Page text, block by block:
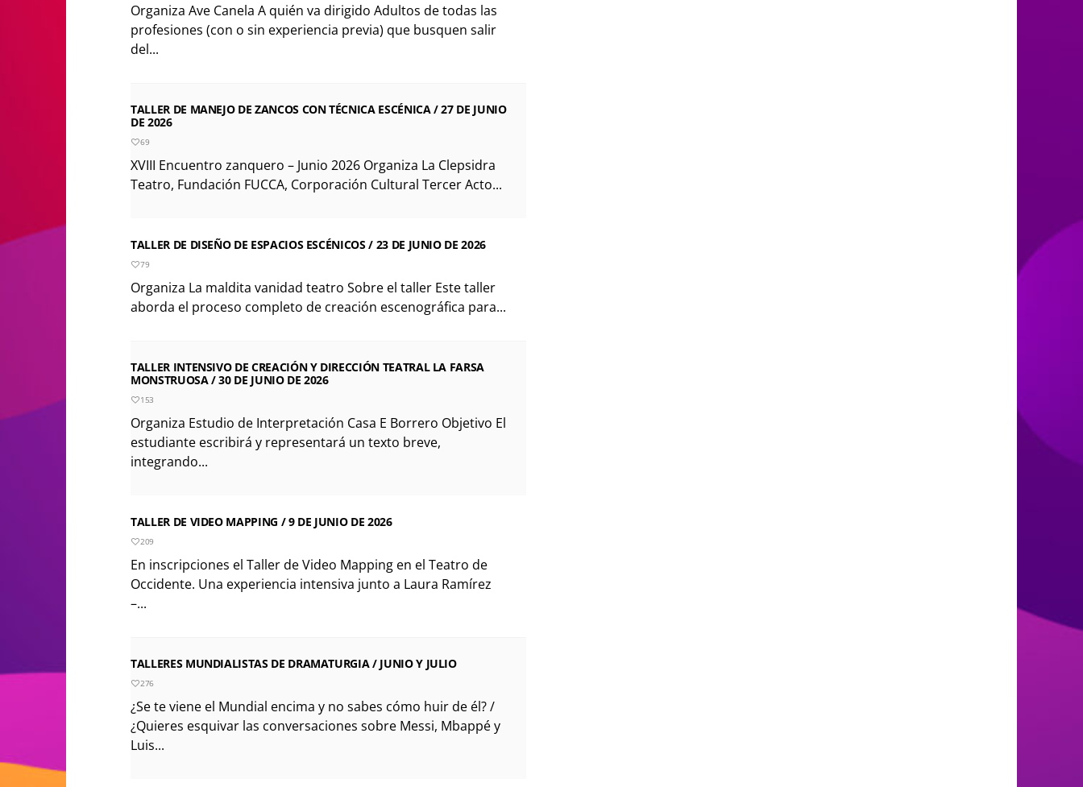
Organiza Ave Canela A quién va dirigido Adultos de todas las
profesiones (con o sin experiencia previa) que busquen salir
del...
TALLER DE MANEJO DE ZANCOS CON TÉCNICA ESCÉNICA / 27 DE JUNIO
DE 2026
69
XVIII Encuentro zanquero – Junio 2026 Organiza La Clepsidra
Teatro, Fundación FUCCA, Corporación Cultural Tercer Acto...
TALLER DE DISEÑO DE ESPACIOS ESCÉNICOS / 23 DE JUNIO DE 2026
79
Organiza La maldita vanidad teatro Sobre el taller Este taller
aborda el proceso completo de creación escenográfica para...
TALLER INTENSIVO DE CREACIÓN Y DIRECCIÓN TEATRAL LA FARSA
MONSTRUOSA / 30 DE JUNIO DE 2026
153
Organiza Estudio de Interpretación Casa E Borrero Objetivo El
estudiante escribirá y representará un texto breve,
integrando...
TALLER DE VIDEO MAPPING / 9 DE JUNIO DE 2026
209
En inscripciones el Taller de Video Mapping en el Teatro de
Occidente. Una experiencia intensiva junto a Laura Ramírez
–...
TALLERES MUNDIALISTAS DE DRAMATURGIA / JUNIO Y JULIO
276
¿Se te viene el Mundial encima y no sabes cómo huir de él? /
¿Quieres esquivar las conversaciones sobre Messi, Mbappé y
Luis...